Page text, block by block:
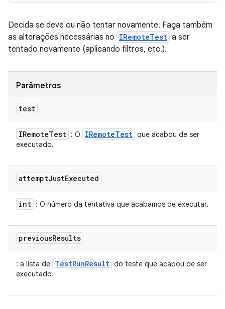
Decida se deve ou não tentar novamente. Faça também
as alterações necessárias no IRemoteTest a ser
tentado novamente (aplicando filtros, etc.).
Parâmetros
test
IRemoteTest : O IRemoteTest que acabou de ser
executado.
attemptJustExecuted
int : O número da tentativa que acabamos de executar.
previousResults
: a lista de TestRunResult do teste que acabou de ser
executado.